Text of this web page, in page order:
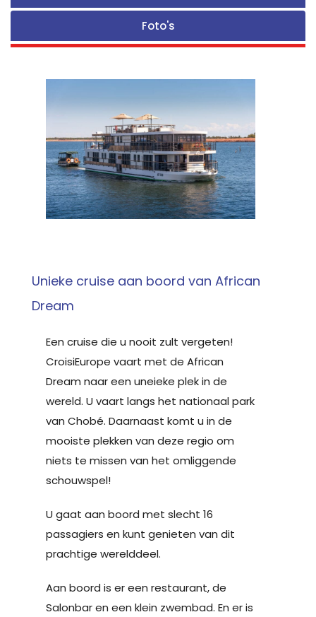
Foto's
Unieke cruise aan boord van African
Dream
Een cruise die u nooit zult vergeten!
CroisiEurope vaart met de African
Dream naar een uneieke plek in de
wereld. U vaart langs het nationaal park
van Chobé. Daarnaast komt u in de
mooiste plekken van deze regio om
niets te missen van het omliggende
schouwspel!
U gaat aan boord met slecht 16
passagiers en kunt genieten van dit
prachtige werelddeel.
Aan boord is er een restaurant, de
Salonbar en een klein zwembad. En er is